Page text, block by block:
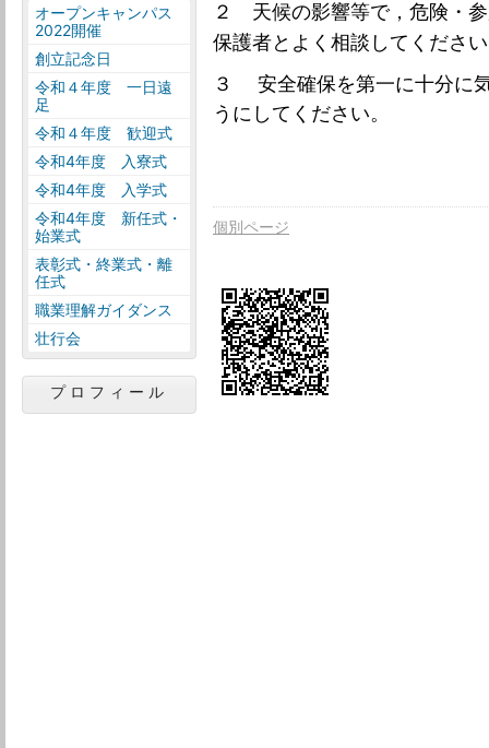
２ 天候の影響等で， 危険・
保護者とよく相談してくださ
３ 安全確保を第一に十分に
うにしてください。
個別ページ
オープンキャンパス
2022開催
創立記念日
令和４年度 一日遠
足
令和４年度 歓迎式
令和4年度 入寮式
令和4年度 入学式
令和4年度 新任式・
始業式
表彰式・終業式・離
任式
職業理解ガイダンス
壮行会
プロフィール